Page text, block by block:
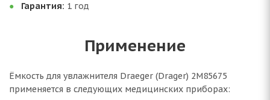
Гарантия: 1 год
Применение
Ёмкость для увлажнителя Draeger (Drager) 2M85675
применяется в следующих медицинских приборах: